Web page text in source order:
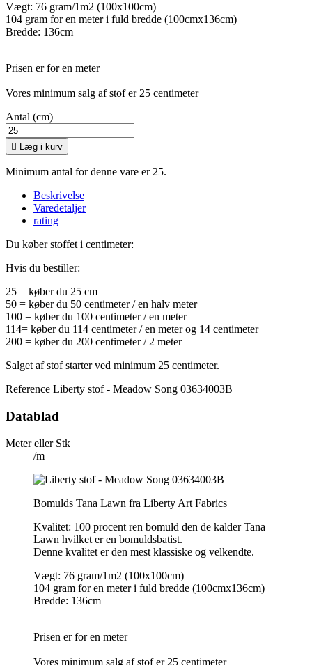
Vægt: 76 gram/1m2 (100x100cm)
104 gram for en meter i fuld bredde (100cmx136cm)
Bredde: 136cm
Prisen er for en meter
Vores minimum salg af stof er 25 centimeter
Antal (cm)
 Læg i kurv
Minimum antal for denne vare er 25.
Beskrivelse
Varedetaljer
rating
Du køber stoffet i centimeter:
Hvis du bestiller:
25 = køber du 25 cm
50 = køber du 50 centimeter / en halv meter
100 = køber du 100 centimeter / en meter
114= køber du 114 centimeter / en meter og 14 centimeter
200 = køber du 200 centimeter / 2 meter
Salget af stof starter ved minimum 25 centimeter.
Reference Liberty stof - Meadow Song 03634003B
Datablad
Meter eller Stk
/m
Bomulds Tana Lawn fra Liberty Art Fabrics
Kvalitet: 100 procent ren bomuld den de kalder Tana
Lawn hvilket er en bomuldsbatist.
Denne kvalitet er den mest klassiske og velkendte.
Vægt: 76 gram/1m2 (100x100cm)
104 gram for en meter i fuld bredde (100cmx136cm)
Bredde: 136cm
Prisen er for en meter
Vores minimum salg af stof er 25 centimeter